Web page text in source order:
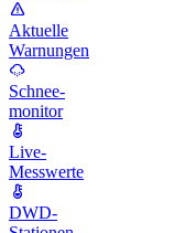
Aktuelle
Warnungen
Schnee-
monitor
Live-
Messwerte
DWD-